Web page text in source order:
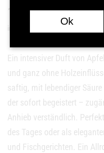
16,95€
inkl. MwSt. zzgl
Ein intensiver Duft von
und ganz ohne
saftig, mit lebendiger
der sofort begeistert –
Anhieb verständlich.
des Tages oder als
und Fischgerichten. Ein
Ok